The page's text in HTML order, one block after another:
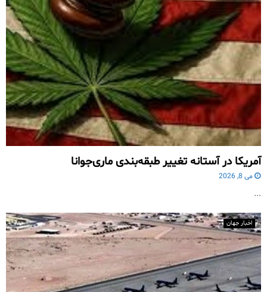
آمریکا در آستانه تغییر طبقه‌بندی ماری‌جوانا
می 8, 2026
...
اخبار جهان